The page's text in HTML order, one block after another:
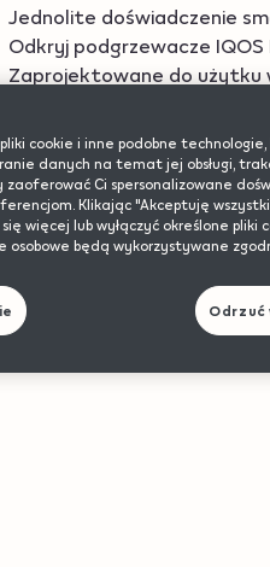
Jednolite doświadczenie
Odkryj podgrzewacze
Zaprojektowane do użytku
Products
cookie i inne podobne
danych na temat jej obsługi,
zaoferować Ci spersonalizowane
Klikając "Akceptuję
więcej lub wyłączyć określone pliki
osobowe będą wykorzystywane